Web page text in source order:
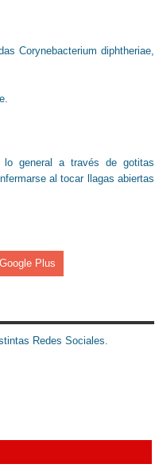
Corynebacterium diphtheriae,
general a través de gotitas
al tocar llagas abiertas
Plus
Redes Sociales.